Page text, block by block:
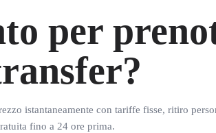
per
istantaneamente con tariffe fisse, ritiro
fino a 24 ore prima.